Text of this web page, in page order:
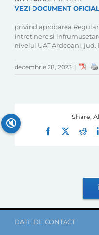
VEZI DOCUMENT OFICIAL
privind aprobarea
intretinere si
nivelul UAT Ardeoani, jud.
decembrie 28, 2023 |
Share,
Facebook
DATE DE CONTACT
🔇